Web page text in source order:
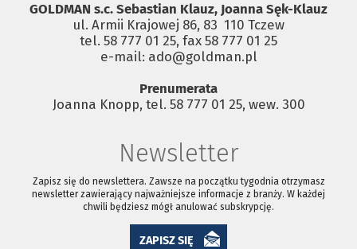
GOLDMAN s.c. Sebastian Klauz, Joanna Sęk-Klauz
ul. Armii Krajowej 86, 83 ­ 110 Tczew
tel. 58 777 01 25, fax 58 777 01 25
e-mail: ado@goldman.pl
Prenumerata
Joanna Knopp, tel. 58 777 01 25, wew. 300
Newsletter
Zapisz się do newslettera. Zawsze na początku tygodnia otrzymasz
newsletter zawierający najważniejsze informacje z branży. W każdej
chwili będziesz mógł anulować subskrypcję.
ZAPISZ SIĘ